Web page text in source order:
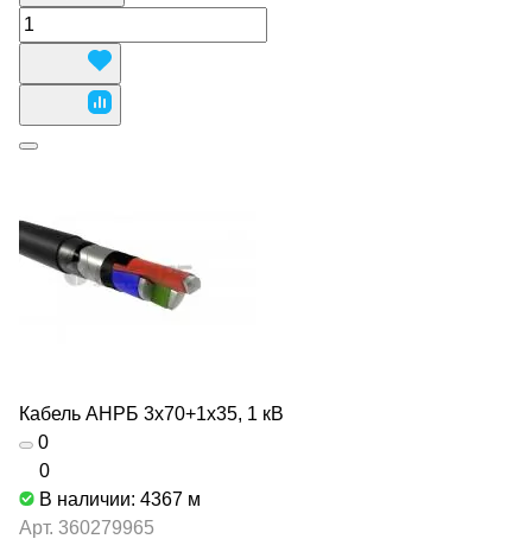
Кабель АНРБ 3х70+1х35, 1 кВ
0
0
В наличии: 4367 м
Арт. 360279965